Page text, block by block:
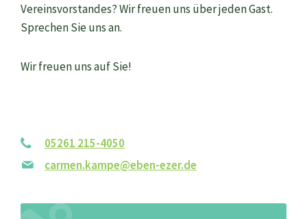
Vereinsvorstandes? Wir freuen uns über jeden Gast.
Sprechen Sie uns an.
Wir freuen uns aufSie!
05261 215-4050
carmen.kampe@eben-ezer.de